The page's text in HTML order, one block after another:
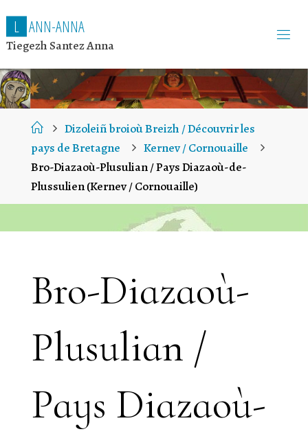
L ANN-ANNA
Tiegezh Santez Anna
HomeDizoleiñ broioù Breizh / Découvrir les
pays de Bretagne
Kernev / Cornouaille
Bro-Diazaoù-Plusulian / Pays Diazaoù-de-
Plussulien (Kernev / Cornouaille)
Bro-Diazaoù-
Plusulian /
Pays Diazaoù-